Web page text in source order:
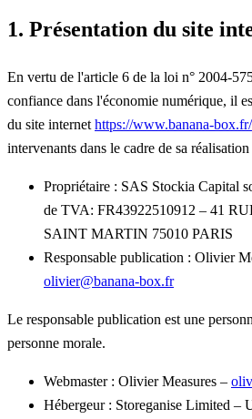
1. Présentation du site
En vertu de l'article 6 de la loi n° 2004-
confiance dans l'économie numérique, il
du site internet https://www.banana-box.fr/
intervenants dans le cadre de sa
Propriétaire : SAS Stockia Capital
de TVA: FR43922510912 – 41
SAINT MARTIN 75010 PARIS
Responsable publication : Olivier
olivier@banana-box.fr
Le responsable publication est une
personne morale.
Webmaster : Olivier Measures –
Hébergeur : Storeganise Limited –